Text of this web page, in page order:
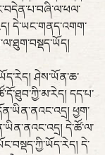
དེ་ཡང་གནད་འགག་
ཤེས་ཡོན་ཆ་
དད་པ་
ཕྱག་
དེ་ཚོ་ལ་
དེ་